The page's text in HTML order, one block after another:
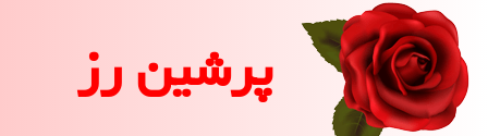
پرشین رز